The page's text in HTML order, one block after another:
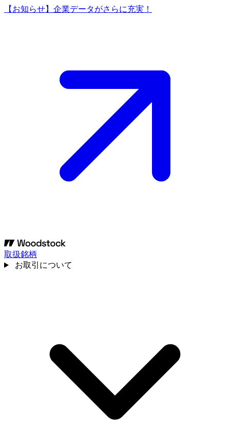
【お知らせ】企業データがさらに充実！
取扱銘柄
お取引について